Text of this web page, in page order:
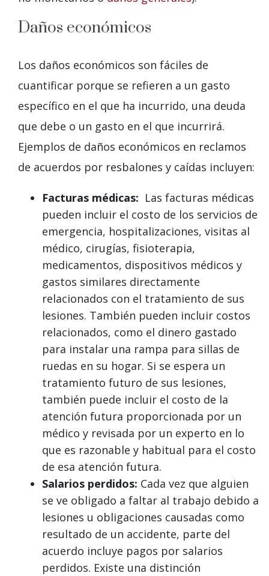
Daños económicos
Los daños económicos son fáciles de
cuantificar porque se refieren a un gasto
específico en el que ha incurrido, una deuda
que debe o un gasto en el que incurrirá.
Ejemplos de daños económicos en reclamos
de acuerdos por resbalones y caídas incluyen:
Facturas médicas: Las facturas médicas
pueden incluir el costo de los servicios de
emergencia, hospitalizaciones, visitas al
médico, cirugías, fisioterapia,
medicamentos, dispositivos médicos y
gastos similares directamente
relacionados con el tratamiento de sus
lesiones. También pueden incluir costos
relacionados, como el dinero gastado
para instalar una rampa para sillas de
ruedas en su hogar. Si se espera un
tratamiento futuro de sus lesiones,
también puede incluir el costo de la
atención futura proporcionada por un
médico y revisada por un experto en lo
que es razonable y habitual para el costo
de esa atención futura.
Salarios perdidos: Cada vez que alguien
se ve obligado a faltar al trabajo debido a
lesiones u obligaciones causadas como
resultado de un accidente, parte del
acuerdo incluye pagos por salarios
perdidos. Existe una distinción